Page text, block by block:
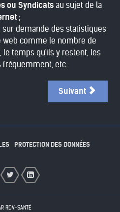
ou Syndicats au sujet de la
;
sur demande des statistiques
web comme le nombre de
le temps qu'ils y restent, les
fréquemment, etc.
Suivant
PROTECTION DES DONNÉES
RDV-SANTÉ